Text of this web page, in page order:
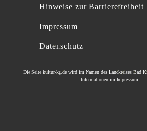
Hinweise zur Barrierefreiheit
Impressum
Datenschutz
Die Seite kultur-kg.de wird im Namen des Landkreises Bad
Informationen im Impressum.